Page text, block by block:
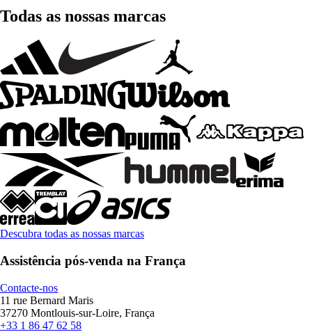
Todas as nossas marcas
Descubra todas as nossas marcas
Assistência pós-venda na França
Contacte-nos
11 rue Bernard Maris
37270 Montlouis-sur-Loire, França
+33 1 86 47 62 58